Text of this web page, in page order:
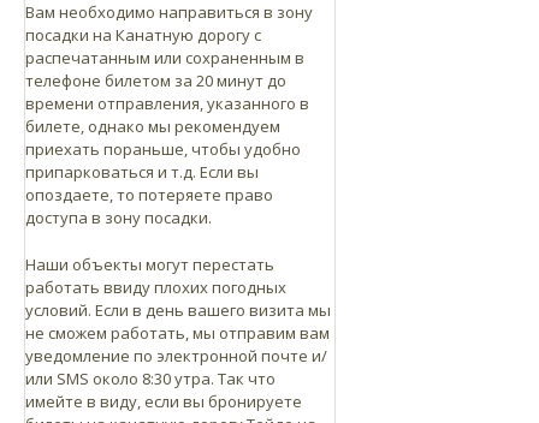
Вам необходимо направиться в зону
посадки на Канатную дорогу с
распечатанным или сохраненным в
телефоне билетом за 20 минут до
времени отправления, указанного в
билете, однако мы рекомендуем
приехать пораньше, чтобы удобно
припарковаться и т.д. Если вы
опоздаете, то потеряете право
доступа в зону посадки.
Наши объекты могут перестать
работать ввиду плохих погодных
условий. Если в день вашего визита мы
не сможем работать, мы отправим вам
уведомление по электронной почте и/
или SMS около 8:30 утра. Так что
имейте в виду, если вы бронируете